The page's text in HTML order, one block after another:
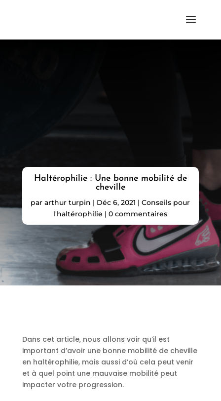
Haltérophilie : Une bonne mobilité de
cheville
pararthur turpin | Déc 6, 2021 |Conseils pour
l'haltérophilie |0 commentaires
Dans cet article, nous allons voir qu’il est
important d’avoir une bonne mobilité de cheville
en haltérophilie, mais aussi d’où cela peut venir
et à quel point une mauvaise mobilité peut
impacter votre progression.